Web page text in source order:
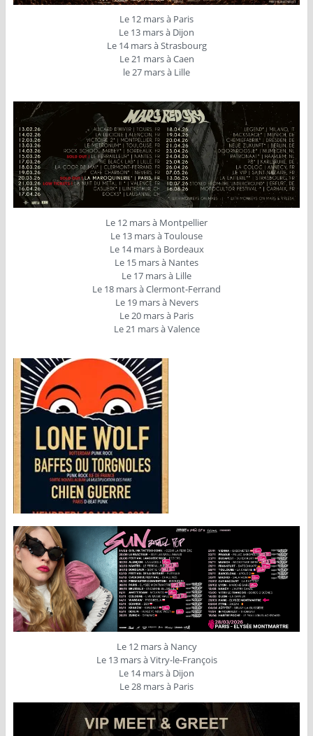
Le 12 mars à Paris
Le 13 mars à Dijon
Le 14 mars à Strasbourg
Le 21 mars à Caen
le 27 mars à Lille
Le 12 mars à Montpellier
Le 13 mars à Toulouse
Le 14 mars à Bordeaux
Le 15 mars à Nantes
Le 17 mars à Lille
Le 18 mars à Clermont-Ferrand
Le 19 mars à Nevers
Le 20 mars à Paris
Le 21 mars à Valence
Le 12 mars à Nancy
Le 13 mars à Vitry-le-François
Le 14 mars à Dijon
Le 28 mars à Paris